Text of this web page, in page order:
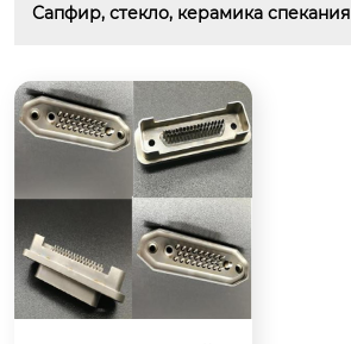
Сапфир, стекло, керамика спекания